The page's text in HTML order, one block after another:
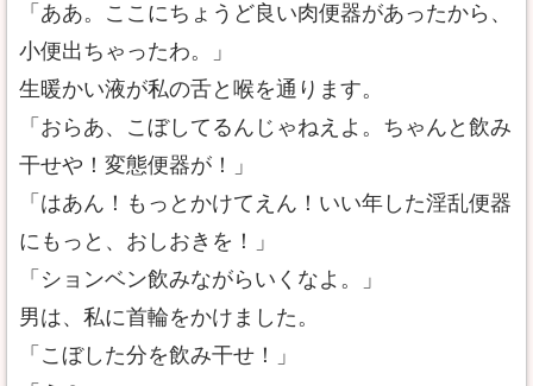
「ああ。ここにちょうど良い肉便器があったから、
小便出ちゃったわ。」
生暖かい液が私の舌と喉を通ります。
「おらあ、こぼしてるんじゃねえよ。ちゃんと飲み
干せや！変態便器が！」
「はあん！もっとかけてえん！いい年した淫乱便器
にもっと、おしおきを！」
「ションベン飲みながらいくなよ。」
男は、私に首輪をかけました。
「こぼした分を飲み干せ！」